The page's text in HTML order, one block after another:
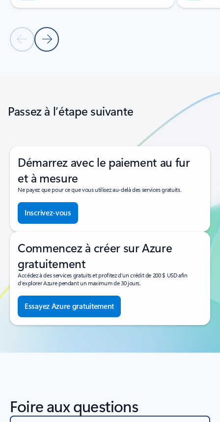
Diapositive précédente
Diapositive suivante
Passez à l’étape suivante
Démarrez avec le paiement au fur
et à mesure
Ne payez que pour ce que vous utilisez au-delà des services gratuits.
Inscrivez-vous
Commencez à créer sur Azure
gratuitement
Accédez à des services gratuits et profitez d’un crédit de 200 $ USD afin
d’explorer Azure pendant un maximum de 30 jours.
Essayez Azure gratuitement
Foire aux questions